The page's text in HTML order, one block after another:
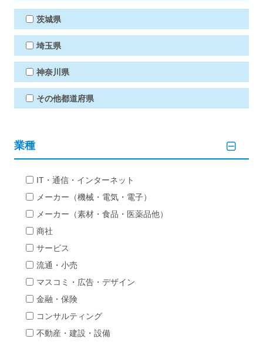
茨城県
埼玉県
神奈川県
その他都道府県
業種
IT・通信・インターネット
メーカー（機械・電気・電子）
メーカー（素材・食品・医薬品他）
商社
サービス
流通・小売
マスコミ・広告・デザイン
金融・保険
コンサルティング
不動産・建設・設備